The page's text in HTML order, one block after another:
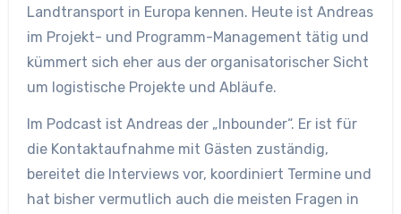
Landtransport in Europa kennen. Heute ist Andreas
im Projekt- und Programm-Management tätig und
kümmert sich eher aus der organisatorischer Sicht
um logistische Projekte und Abläufe.
Im Podcast ist Andreas der „Inbounder“. Er ist für
die Kontaktaufnahme mit Gästen zuständig,
bereitet die Interviews vor, koordiniert Termine und
hat bisher vermutlich auch die meisten Fragen in